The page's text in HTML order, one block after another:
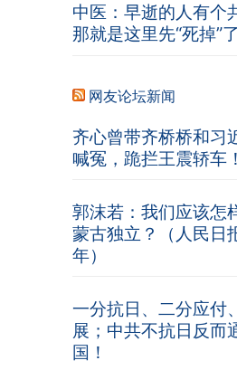
中医：早逝的人有个
那就是这里先“死掉”
网友论坛新闻
齐心曾带齐桥桥和习
喊冤，跪拦王震轿车！
郭沫若：我们应该怎
蒙古独立？（人民日
年）
一分抗日、二分应付
展；中共不抗日反而
国！